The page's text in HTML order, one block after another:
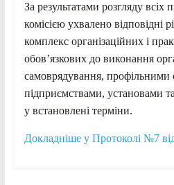
За результатами розгляду
комісією ухвалено відповідні
комплекс організаційних і
обов’язкових до виконання
самоврядування, профільними
підприємствами, установами
у встановлені терміни.
Докладніше у Протоколі №7